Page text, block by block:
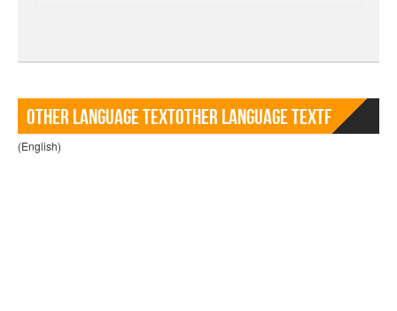
Other language TextOther language Textf
(English)